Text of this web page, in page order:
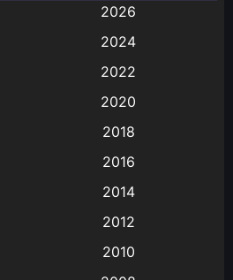
2026
2024
2022
2020
2018
2016
2014
2012
2010